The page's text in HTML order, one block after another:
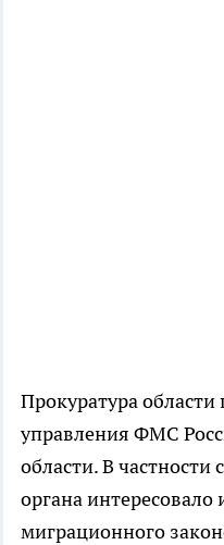
Прокуратура области
управления ФМС
области. В частности
органа интересовало
миграционного